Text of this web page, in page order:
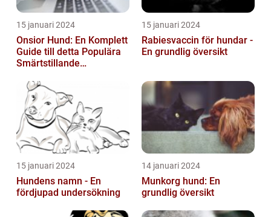
15 januari 2024
Onsior Hund: En Komplett
Guide till detta Populära
Smärtstillande
15 januari 2024
Rabiesvaccin för hundar -
En grundlig översikt
15 januari 2024
Hundens namn - En
fördjupad undersökning
14 januari 2024
Munkorg hund: En
grundlig översikt